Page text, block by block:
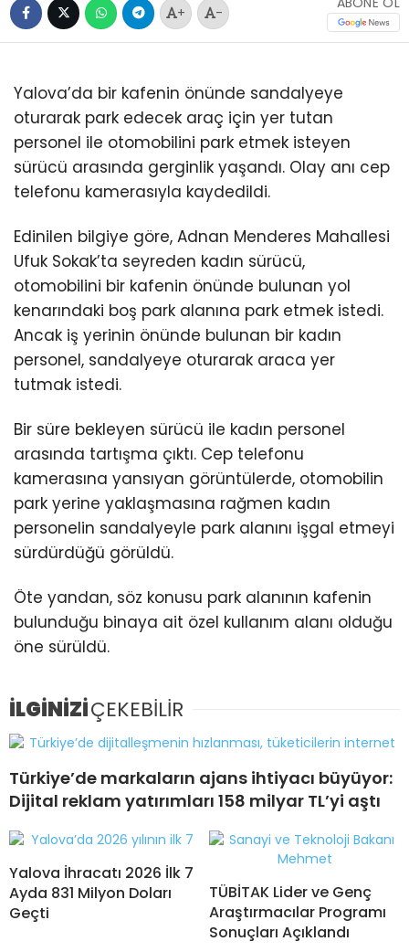
+ -
Yalova’da bir kafenin önünde sandalyeye
oturarak park edecek araç için yer tutan
personel ile otomobilini park etmek isteyen
sürücü arasında gerginlik yaşandı. Olay anı cep
telefonu kamerasıyla kaydedildi.
Edinilen bilgiye göre, Adnan Menderes Mahallesi
Ufuk Sokak’ta seyreden kadın sürücü,
otomobilini bir kafenin önünde bulunan yol
kenarındaki boş park alanına park etmek istedi.
Ancak iş yerinin önünde bulunan bir kadın
personel, sandalyeye oturarak araca yer
tutmak istedi.
Bir süre bekleyen sürücü ile kadın personel
arasında tartışma çıktı. Cep telefonu
kamerasına yansıyan görüntülerde, otomobilin
park yerine yaklaşmasına rağmen kadın
personelin sandalyeyle park alanını işgal etmeyi
sürdürdüğü görüldü.
Öte yandan, söz konusu park alanının kafenin
bulunduğu binaya ait özel kullanım alanı olduğu
öne sürüldü.
İLGİNİZİÇEKEBİLİR
Türkiye’de markaların ajans ihtiyacı büyüyor:
Dijital reklam yatırımları 158 milyar TL’yi aştı
Yalova İhracatı 2026 İlk 7
Ayda 831 Milyon Doları
Geçti
TÜBİTAK Lider ve Genç
Araştırmacılar Programı
Sonuçları Açıklandı